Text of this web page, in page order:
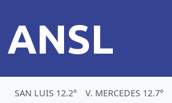
ANSL
SAN LUIS 12.2° V. MERCEDES 12.7°